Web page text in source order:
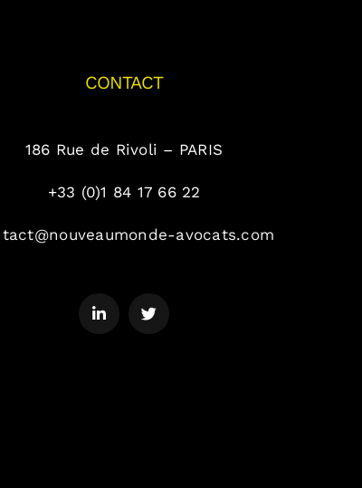
CONTACT
186 Rue de Rivoli – PARIS
+33 (0)1 84 17 66 22
avocats.com